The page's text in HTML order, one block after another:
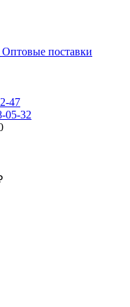
Оптовые поставки
47
05-32